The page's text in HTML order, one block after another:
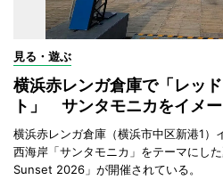
見る・遊ぶ
横浜赤レンガ倉庫で「レッ
ト」 サンタモニカをイメ
横浜赤レンガ倉庫（横浜市中区新港1）
西海岸「サンタモニカ」をテーマにし
Sunset 2026」が開催されている。